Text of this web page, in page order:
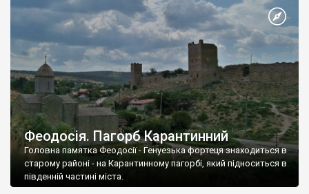
Феодосія. Пагорб Карантинний
Головна памятка Феодосії - Генуезька фортеця знаходиться в
старому районі - на Карантинному пагорбі, який підноситься в
південній частині міста.